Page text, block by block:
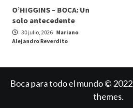
O’HIGGINS – BOCA: Un
solo antecedente
30 julio, 2026 Mariano
Alejandro Reverdito
Boca para todo el mundo © 2022
themes.